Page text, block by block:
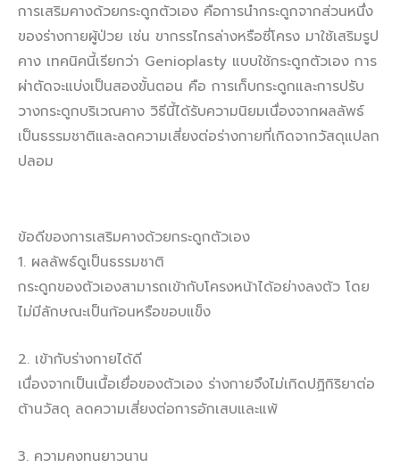
การเสริมคางด้วยกระดูกตัวเอง คือการนำกระดูกจากส่วนหนึ่ง
ของร่างกายผู้ป่วย เช่น ขากรรไกรล่างหรือซี่โครง มาใช้เสริมรูป
คาง เทคนิคนี้เรียกว่า Genioplasty แบบใช้กระดูกตัวเอง การ
ผ่าตัดจะแบ่งเป็นสองขั้นตอน คือ การเก็บกระดูกและการปรับ
วางกระดูกบริเวณคาง วิธีนี้ได้รับความนิยมเนื่องจากผลลัพธ์
เป็นธรรมชาติและลดความเสี่ยงต่อร่างกายที่เกิดจากวัสดุแปลก
ปลอม
ข้อดีของการเสริมคางด้วยกระดูกตัวเอง
1. ผลลัพธ์ดูเป็นธรรมชาติ
กระดูกของตัวเองสามารถเข้ากับโครงหน้าได้อย่างลงตัว โดย
ไม่มีลักษณะเป็นก้อนหรือขอบแข็ง
2. เข้ากับร่างกายได้ดี
เนื่องจากเป็นเนื้อเยื่อของตัวเอง ร่างกายจึงไม่เกิดปฏิกิริยาต่อ
ต้านวัสดุ ลดความเสี่ยงต่อการอักเสบและแพ้
3. ความคงทนยาวนาน